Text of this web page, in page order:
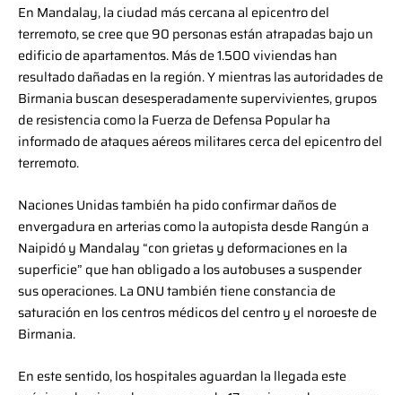
En Mandalay, la ciudad más cercana al epicentro del
terremoto, se cree que 90 personas están atrapadas bajo un
edificio de apartamentos. Más de 1.500 viviendas han
resultado dañadas en la región. Y mientras las autoridades de
Birmania buscan desesperadamente supervivientes, grupos
de resistencia como la Fuerza de Defensa Popular ha
informado de ataques aéreos militares cerca del epicentro del
terremoto.
Naciones Unidas también ha pido confirmar daños de
envergadura en arterias como la autopista desde Rangún a
Naipidó y Mandalay “con grietas y deformaciones en la
superficie” que han obligado a los autobuses a suspender
sus operaciones. La ONU también tiene constancia de
saturación en los centros médicos del centro y el noroeste de
Birmania.
En este sentido, los hospitales aguardan la llegada este